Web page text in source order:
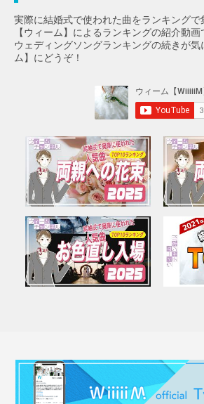
実際に結婚式で使われた曲をランキングで
【ウィーム】によるランキングの紹介動画
ウェディングソングランキングの続きが気
ム】にどうぞ！